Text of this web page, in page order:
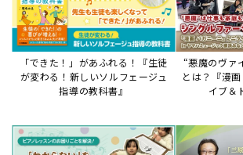
サイトからのお知らせ
2026年8月6日